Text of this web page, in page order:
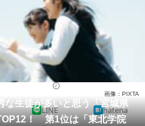
クイズ
地域
教育・育児
リサーチ
な生徒が多いと思う「宮城県
！ 第1位は「東北学院
画像：PIXTA
LINE hatena